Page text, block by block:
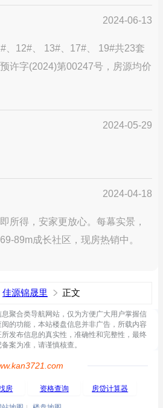
2024-06-13
、12#、 13#、17#、 19#共23套
许字(2024)第00247号，房源均价
2024-05-29
2024-04-18
所得，安家更放心。每幕实景，
89m成长社区，现房热销中。
佳源锦晟里 正文
聚合类导航网站，仅为方便广大用户掌握信
的功能，本站楼盘信息并非广告，所载内容
发布信息的真实性，准确性和完整性，最终
案为准，请谨慎核查。
房 资格查询 房贷计算器